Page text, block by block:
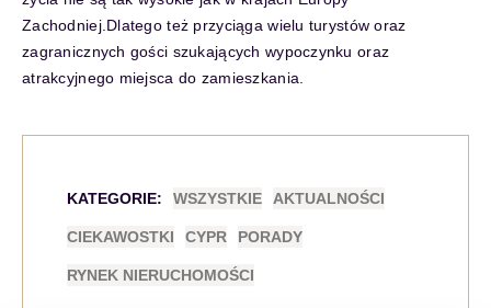
Zachodniej.Dlatego też przyciąga wielu turystów oraz
zagranicznych gości szukających wypoczynku oraz
atrakcyjnego miejsca do zamieszkania.
KATEGORIE: WSZYSTKIE AKTUALNOŚCI
CIEKAWOSTKI CYPR PORADY
RYNEK NIERUCHOMOŚCI